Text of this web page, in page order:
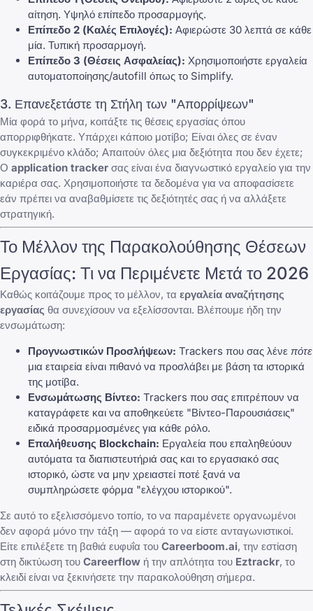
αίτηση. Υψηλό επίπεδο προσαρμογής.
Επίπεδο 2 (Καλές Επιλογές): Αφιερώστε 30 λεπτά σε κάθε
μία. Τυπική προσαρμογή.
Επίπεδο 3 (Θέσεις Ασφαλείας): Χρησιμοποιήστε εργαλεία
αυτοματοποίησης/autofill όπως το Simplify.
3. Επανεξετάστε τη Στήλη των "Απορρίψεων"
Μία φορά το μήνα, κοιτάξτε τις θέσεις εργασίας όπου
απορριφθήκατε. Υπάρχει κάποιο μοτίβο; Είναι όλες σε έναν
συγκεκριμένο κλάδο; Απαιτούν όλες μια δεξιότητα που δεν έχετε;
Ο application tracker σας είναι ένα διαγνωστικό εργαλείο για την
καριέρα σας. Χρησιμοποιήστε τα δεδομένα για να αποφασίσετε
εάν πρέπει να αναβαθμίσετε τις δεξιότητές σας ή να αλλάξετε
στρατηγική.
Το Μέλλον της Παρακολούθησης Θέσεων
Εργασίας: Τι να Περιμένετε Μετά το 2026
Καθώς κοιτάζουμε προς το μέλλον, τα εργαλεία αναζήτησης
εργασίας θα συνεχίσουν να εξελίσσονται. Βλέπουμε ήδη την
ενσωμάτωση:
Προγνωστικών Προσλήψεων: Trackers που σας λένε πότε
μια εταιρεία είναι πιθανό να προσλάβει με βάση τα ιστορικά
της μοτίβα.
Ενσωμάτωσης Βίντεο: Trackers που σας επιτρέπουν να
καταγράφετε και να αποθηκεύετε "Βίντεο-Παρουσιάσεις"
ειδικά προσαρμοσμένες για κάθε ρόλο.
Επαλήθευσης Blockchain: Εργαλεία που επαληθεύουν
αυτόματα τα διαπιστευτήριά σας και το εργασιακό σας
ιστορικό, ώστε να μην χρειαστεί ποτέ ξανά να
συμπληρώσετε φόρμα "ελέγχου ιστορικού".
Σε αυτό το εξελισσόμενο τοπίο, το να παραμένετε οργανωμένοι
δεν αφορά μόνο την τάξη — αφορά το να είστε ανταγωνιστικοί.
Είτε επιλέξετε τη βαθιά ευφυΐα του Careerboom.ai, την εστίαση
στη δικτύωση του Careerflow ή την απλότητα του Eztrackr, το
κλειδί είναι να ξεκινήσετε την παρακολούθηση σήμερα.